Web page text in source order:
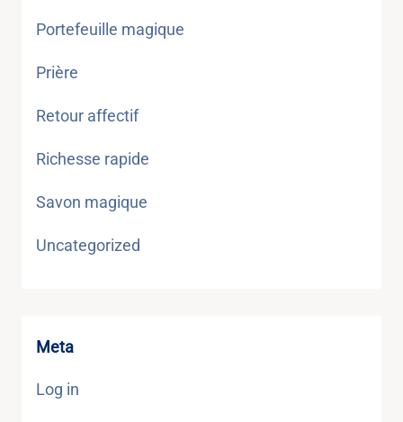
Portefeuille magique
Prière
Retour affectif
Richesse rapide
Savon magique
Uncategorized
Meta
Log in